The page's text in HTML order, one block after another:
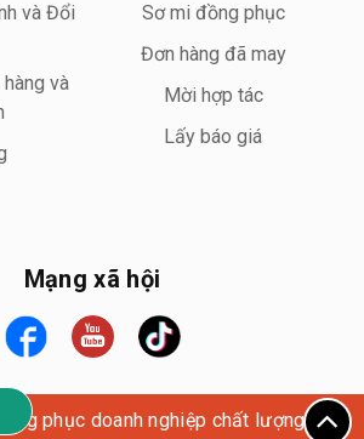
và Đổi
và
Sơ mi đồng phục
Đơn hàng đã may
Mời hợp tác
Lấy báo giá
Mạng xã hội
phục doanh nghiệp chất lượng cao